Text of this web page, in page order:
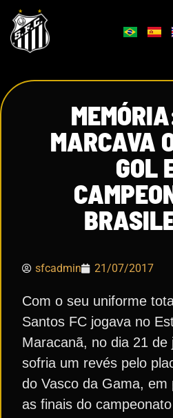
MARCAVA
GOL
sfcadmin 21/07/2017
Com o seu uniforme
Santos FC jogava no
Maracanã, no dia 21 de
sofria um revés pelo
do Vasco da Gama, em
as finais do